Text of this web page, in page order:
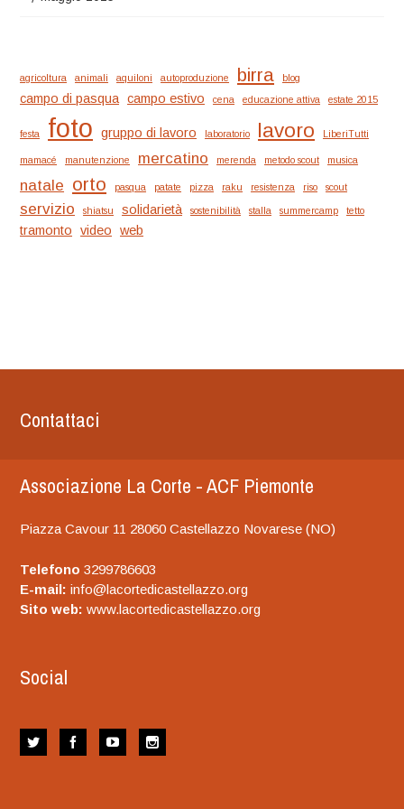
agricoltura animali aquiloni autoproduzione birra blog
campo di pasqua campo estivo cena educazione attiva estate 2015
festa foto gruppo di lavoro laboratorio lavoro LiberiTutti
mamacé manutenzione mercatino merenda metodo scout musica
natale orto pasqua patate pizza raku resistenza riso scout
servizio shiatsu solidarietà sostenibilità stalla summercamp tetto
tramonto video web
Contattaci
Associazione La Corte - ACF Piemonte
Piazza Cavour 11 28060 Castellazzo Novarese (NO)
Telefono 3299786603
E-mail: info@lacortedicastellazzo.org
Sito web: www.lacortedicastellazzo.org
Social